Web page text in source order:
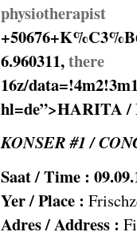
physiotherapist
6.960311,there
16z/
hl=de”>HARITA /
KONSER #1 /
Saat / Time :
Yer / Place :
Adres / Address :